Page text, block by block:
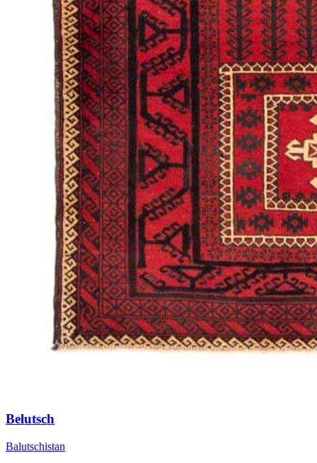
Belutsch
Balutschistan